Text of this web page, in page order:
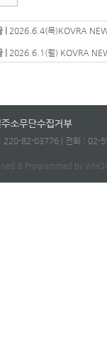
| 2026.6.4(목)KOVRA
| 2026.6.1(월) KOVRA
: 220-82-03776 | 전화 :
& Programmed by